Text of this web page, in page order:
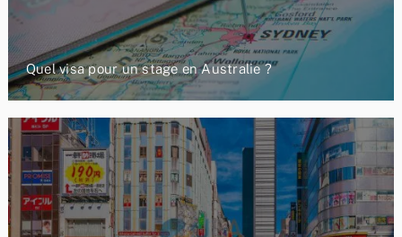
Quel visa pour un stage en Australie ?